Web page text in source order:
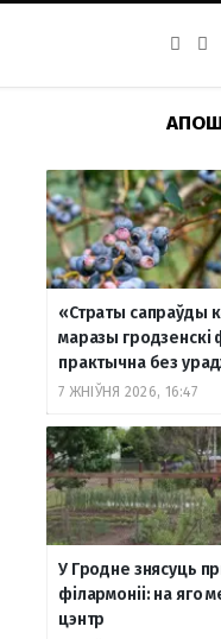
b
o
k
a
g
a
m
«Страты сапраўды
маразы гродзенскі
практычна без
7 ЖНІЎНЯ 2026, 16:47
У Гродне знясуць
філармоніі: на яго
цэнтр